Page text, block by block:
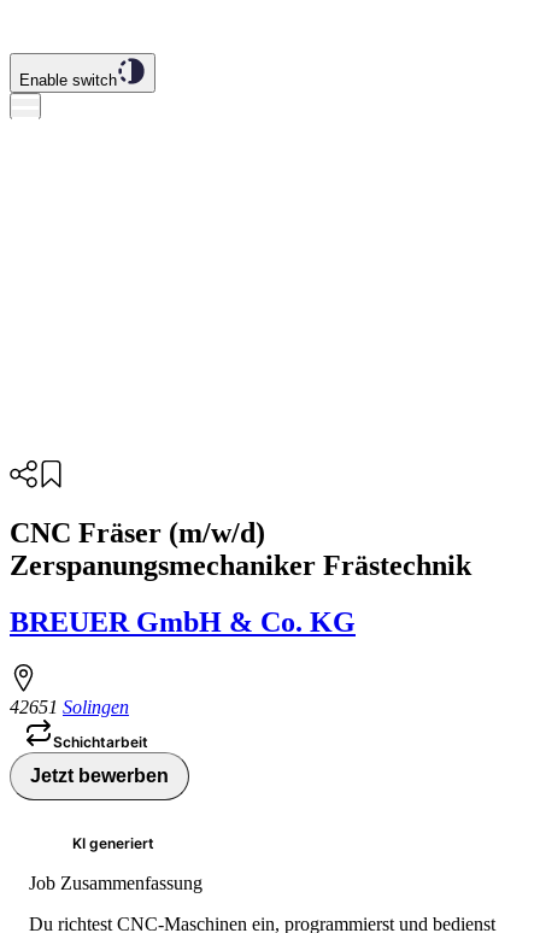
Enable switch
CNC Fräser (m/w/d)
Zerspanungsmechaniker Frästechnik
BREUER GmbH & Co. KG
42651 Solingen
Schichtarbeit
Jetzt bewerben
KI generiert
Job Zusammenfassung
Du richtest CNC-Maschinen ein, programmierst und bedienst